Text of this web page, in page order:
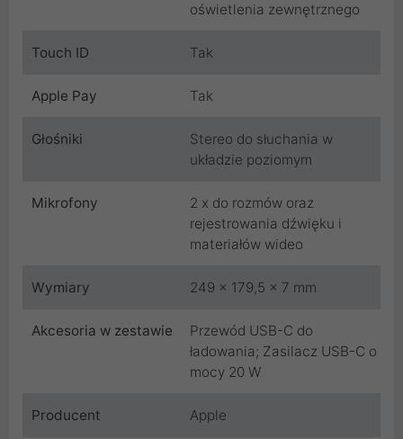
oświetlenia zewnętrznego
Touch ID Tak
Apple Pay Tak
Głośniki
Stereo do słuchania w
układzie poziomym
Mikrofony
2 x do rozmów oraz
rejestrowania dźwięku i
materiałów wideo
Wymiary 249 x 179,5 x 7 mm
Akcesoria w zestawie
Przewód USB-C do
ładowania; Zasilacz USB-C o
mocy 20 W
Producent Apple